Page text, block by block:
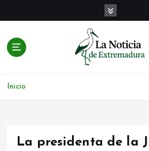
Inicio
La presidenta de la